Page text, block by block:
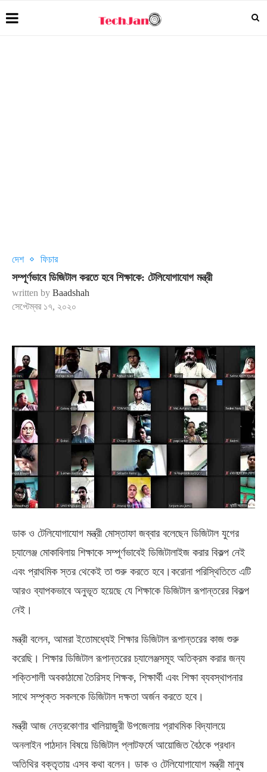
দেশ ফিচার
সম্পূর্ণভাবে ডিজিটাল করতে হবে শিক্ষাকে: টেলিযোগাযোগ মন্ত্রী
written by Baadshah
সেপ্টেম্বর ১৭, ২০২০
ডাক ও টেলিযোগাযোগ মন্ত্রী মোস্তাফা জব্বার বলেছেন ডিজিটাল যুগের
চ্যালেঞ্জ মোকাবিলায় শিক্ষাকে সম্পূর্ণভাবেই ডিজিটালাইজ করার বিকল্প নেই
এবং প্রাথমিক স্তর থেকেই তা শুরু করতে হবে।করোনা পরিস্থিতিতে এটি
আরও ব্যাপকভাবে অনুভূত হয়েছে যে শিক্ষাকে ডিজিটাল রূপান্তরের বিকল্প
নেই।
মন্ত্রী বলেন, আমরা ইতোমধ্যেই শিক্ষার ডিজিটাল রূপান্তরের কাজ শুরু
করেছি। শিক্ষার ডিজিটাল রূপান্তরের চ্যালেঞ্জসমূহ অতিক্রম করার জন্য
শক্তিশালী অবকাঠামো তৈরিসহ শিক্ষক, শিক্ষার্থী এবং শিক্ষা ব্যবস্থাপনার
সাথে সম্পৃক্ত সকলকে ডিজিটাল দক্ষতা অর্জন করতে হবে।
মন্ত্রী আজ নেত্রকোণার খালিয়াজুরী উপজেলায় প্রাথমিক বিদ্যালয়ে
অনলাইন পাঠদান বিষয়ে ডিজিটাল প্লাটফর্মে আয়োজিত বৈঠকে প্রধান
অতিথির বক্তৃতায় এসব কথা বলেন। ডাক ও টেলিযোগাযোগ মন্ত্রী মানুষ